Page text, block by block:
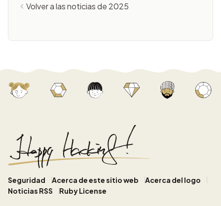
Volver a las noticias de 2025
Seguridad Acerca de este sitio web
Acerca del logo
Noticias RSS
Ruby License